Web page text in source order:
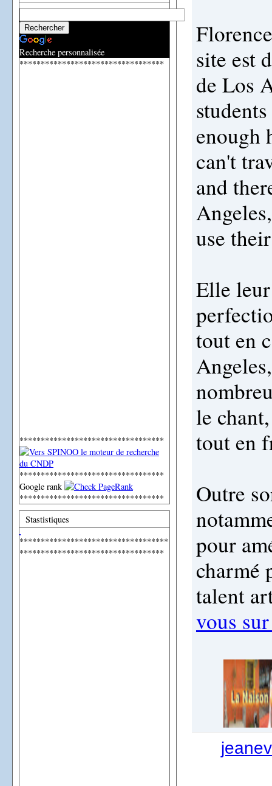
Recherche personnalisée
**********************************
**********************************
**********************************
Google rank
**********************************
Stastistiques
***********************************
**********************************
site est
de Los
enough
can't
and
use
Elle
tout en
le
tout en
Outre
pour
charmé
talent
vous
jeanev